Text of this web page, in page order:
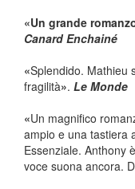
«Un grande
Canard Enchainé
«Splendido. Mathieu
fragilità». Le Monde
«Un magnifico
ampio e una tastiera
Essenziale. Anthony
voce suona ancora.